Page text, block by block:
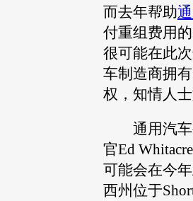
而去年帮助
付重组费用
很可能在此
车制造商拥
权，知情人
通用汽车
官Ed
可能会在今
西州位于